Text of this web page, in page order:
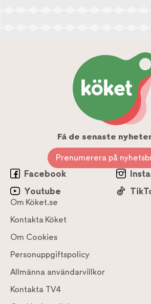
Få de senaste
Prenumerera på
Facebook
Youtube
Om Köket.se
Kontakta Köket
Om Cookies
Personuppgiftspolicy
Allmänna användarvillkor
Kontakta TV4